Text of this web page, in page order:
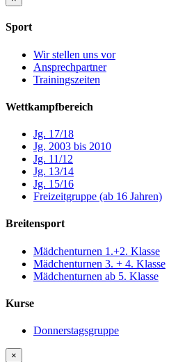
Sport
Wir stellen uns vor
Ansprechpartner
Trainingszeiten
Wettkampfbereich
Jg. 17/18
Jg. 2003 bis 2010
Jg. 11/12
Jg. 13/14
Jg. 15/16
Freizeitgruppe (ab 16 Jahren)
Breitensport
Mädchenturnen 1.+2. Klasse
Mädchenturnen 3. + 4. Klasse
Mädchenturnen ab 5. Klasse
Kurse
Donnerstagsgruppe
×